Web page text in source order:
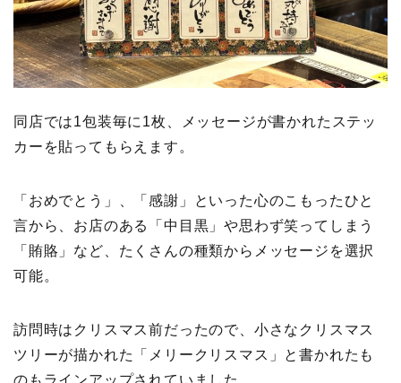
同店では1包装毎に1枚、メッセージが書かれたステッ
カーを貼ってもらえます。
「おめでとう」、「感謝」といった心のこもったひと
言から、お店のある「中目黒」や思わず笑ってしまう
「賄賂」など、たくさんの種類からメッセージを選択
可能。
訪問時はクリスマス前だったので、小さなクリスマス
ツリーが描かれた「メリークリスマス」と書かれたも
のもラインアップされていました。